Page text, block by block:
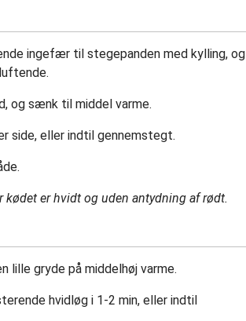
ingefær til stegepanden med kylling, og
og sænk til middel varme.
side, eller indtil gennemstegt.
er hvidt og uden antydning af rødt.
lille gryde på middelhøj varme.
hvidløg i 1-2 min, eller indtil